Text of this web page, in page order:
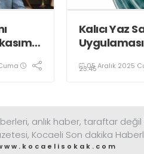
Kalıcı Yaz
Ediyor!
05 Aralık 2025
23:45
anlık haber, taraftar
Kocaeli Son dakika